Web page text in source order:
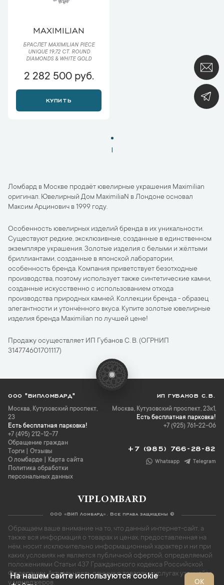
MAXIMILIAN
БРАСЛЕТ MAXIMILIAN PIECE
UNIQUE 19,72 CT. ROUND
DIAMONDS & WHITE GOLD
2 282 500 руб.
КУПИТЬ
1
Ломбард в Москве продаёт ювелирные украшения Maximilian
оригинал. Ювелирный Дом MaximiliaN в Лондоне основал
Максим Арцинович в 1999 году.
Особенность ювелирных изделий бренда в их уникальности.
Существуют редкие, эксклюзивные, созданные в единственном
экземпляре украшения. Золотые изделия с белыми и жёлтыми
бриллиантами, созданные в японской лаборатории,
особенность бренда. Компания приветствует безотходные
производства, поэтому использует также синтетические камни,
созданные искусственно с использованием отхода
производства природных камней. Коллекции бренда - образец
элегантности и утончённого вкуса. Купите золотые ювелирные
изделия бренда Maximilian по лучшей цене!
Продажу осуществляет ИП Губанов С. В. (ОГРНИП
314774601701117)
ООО "ВИПЛОМБАРД"
Москва, Кутузовский проспект,
23
Есть бесплатная парковка!
+7 (495) 212-12-77
Обращение граждан
Торги
Отзывы
О ломбарде
Карта сайта
Политика обработки
персональных данных
ИП ГУБАНОВ С.В.
Москва, Кутузовский проспект, 23к1,
Есть бесплатная парковка!
+7 (925) 761-22-06
+7 (985) 766-28-82
Whatsapp Telegram
VIPLOMBARD
ООО «ВИП Ломбард». Все права защищены ©
Обращаем ваше внимание на то, что данный интернет-сайт, а
также вся информация о товарах и ценах, предоставленная на
нём, носит исключительно информационный характер и ни при
каких условиях не является публичной офертой, определяемой
положениями Статьи 437 Гражданского кодекса Российской
Федерации. Актуальность данных о товарах и услугах уточняйте
у менеджеров.
На нашем сайте используются cookie
ОК